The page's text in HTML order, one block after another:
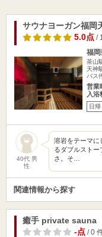
サウナヨーガン福岡
5.0点/
福
茶山
天神
バス
営業
入浴
日帰
40代 男
性
溶岩をテーマに
るダブルスト
さ。そ…
関連情報から探す
癒手 private sauna
-点/ 0